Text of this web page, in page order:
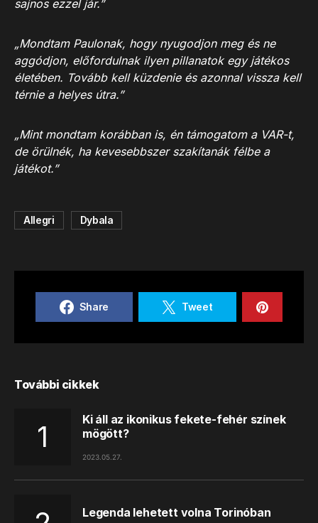
sajnos ezzel jár.”
„Mondtam Paulonak, hogy nyugodjon meg és ne
aggódjon, előfordulnak ilyen pillanatok egy játékos
életében. Tovább kell küzdenie és azonnal vissza kell
térnie a helyes útra.”
„Mint mondtam korábban is, én támogatom a VAR-t,
de örülnék, ha kevesebbszer szakítanák félbe a
játékot.”
Allegri Dybala
Share Tweet
További cikkek
Ki áll az ikonikus fekete-fehér színek
mögött?
2023.05.27.
Legenda lehetett volna Torinóban